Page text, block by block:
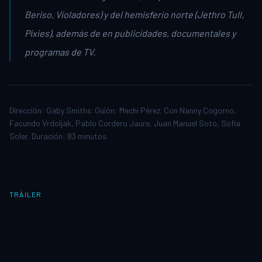
Beriso, Violadores) y del hemisferio norte (Jethro Tull,
Pixies), además de en publicidades, documentales y
programas de TV.
Dirección: Gaby Smiths. Guión: Mechi Pérez. Con Nanny Cogorno,
Facundo Vrdoljak, Pablo Cordero Jaure, Juan Manuel Soto, Sofía
Soler. Duración: 83 minutos.
TRÁILER